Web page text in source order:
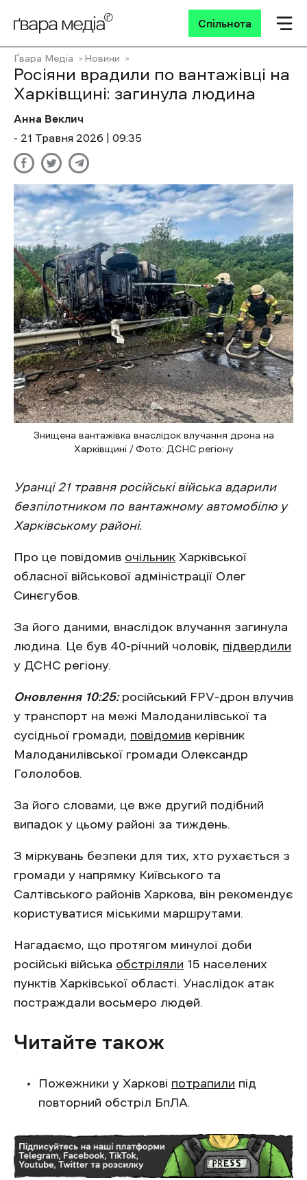
Спільнота
Ґвара Медіа Новини
Росіяни врадили по вантажівці на
Харківщині: загинула людина
Анна Веклич
- 21 Травня 2026 | 09:35
Знищена вантажівка внаслідок влучання дрона на
Харківщині / Фото: ДСНС регіону
Уранці 21 травня російські війська вдарили
безпілотником по вантажному автомобілю у
Харківському районі.
Про це повідомив очільник Харківської
обласної військової адміністрації Олег
Синєгубов.
За його даними, внаслідок влучання загинула
людина. Це був 40-річний чоловік, підвердили
у ДСНС регіону.
Оновлення 10:25:російський FPV-дрон влучив
у транспорт на межі Малоданилівської та
сусідньої громади, повідомив керівник
Малоданилівської громади Олександр
Гололобов.
За його словами, це вже другий подібний
випадок у цьому районі за тиждень.
З міркувань безпеки для тих, хто рухається з
громади у напрямку Київського та
Салтівського районів Харкова, він рекомендує
користуватися міськими маршрутами.
Нагадаємо, що протягом минулої доби
російські війська обстріляли 15 населених
пунктів Харківської області. Унаслідок атак
постраждали восьмеро людей.
Читайте також
Пожежники у Харкові потрапили під
повторний обстріл БпЛА.